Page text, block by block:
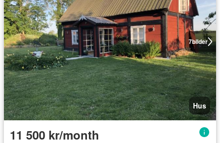
7bilder
Hus
11 500 kr/month